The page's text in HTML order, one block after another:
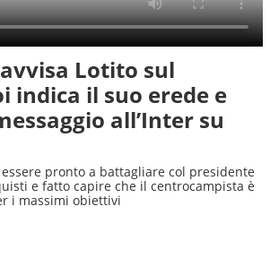
Lotito sul
indica il suo erede e
all’Inter su
pronto a battagliare col presidente
e fatto capire che il centrocampista è
i massimi obiettivi